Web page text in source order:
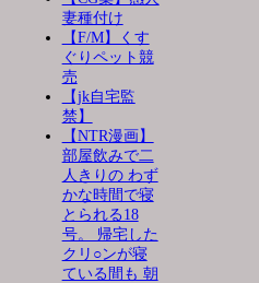
妻種付け
【F/M】くす
ぐりペット競
売
【jk自宅監
禁】
【NTR漫画】
部屋飲みで二
人きりの わず
かな時間で寝
とられる18
号。 帰宅した
クリ○ンが寝
ている間も 朝